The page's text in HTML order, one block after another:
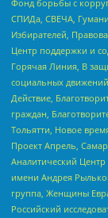
Фонд борьбы с
СПИДа, СВЕЧА,
Избирателей,
Центр поддержки и
Горячая Линия, В
социальных
Действие,
граждан,
Тольятти, Новое
Проект Апрель,
Аналитический
имени Андрея
группа, Женщины
Российский